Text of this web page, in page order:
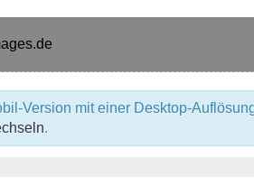
Version mit einer Desktop-
.